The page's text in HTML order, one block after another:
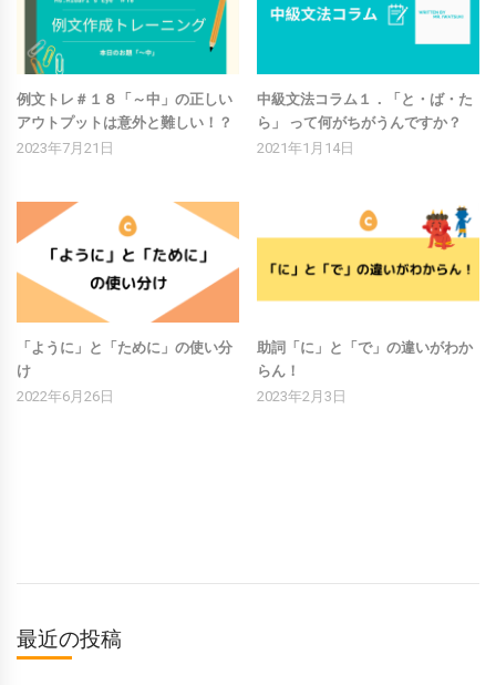
例文トレ＃１８「～中」の正しい
アウトプットは意外と難しい！？
2023年7月21日
中級文法コラム１．「と・ば・た
ら」 って何がちがうんですか？
2021年1月14日
「ように」と「ために」の使い分
け
2022年6月26日
助詞「に」と「で」の違いがわか
らん！
2023年2月3日
最近の投稿